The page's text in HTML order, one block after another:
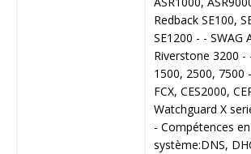
Redback SE100,
SE1200 - - SWAG
Riverstone 3200 -
1500, 2500, 7500
FCX, CES2000,
Watchguard X
- Compétences
système:DNS,